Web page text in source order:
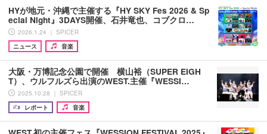
HYが地元・沖縄で主催する『HY SKY Fes 2026 & Sp
ecial Night』3DAYS開催、石井竜也、コブクロ…
2026.1.24 ｜ SPICER
ニュース
音楽
大阪・万博記念公園で開催 横山裕（SUPER EIGH
T）、ウルフルズら出演のWEST.主催『WESSI…
2025.10.28 ｜ SPICER
レポート
音楽